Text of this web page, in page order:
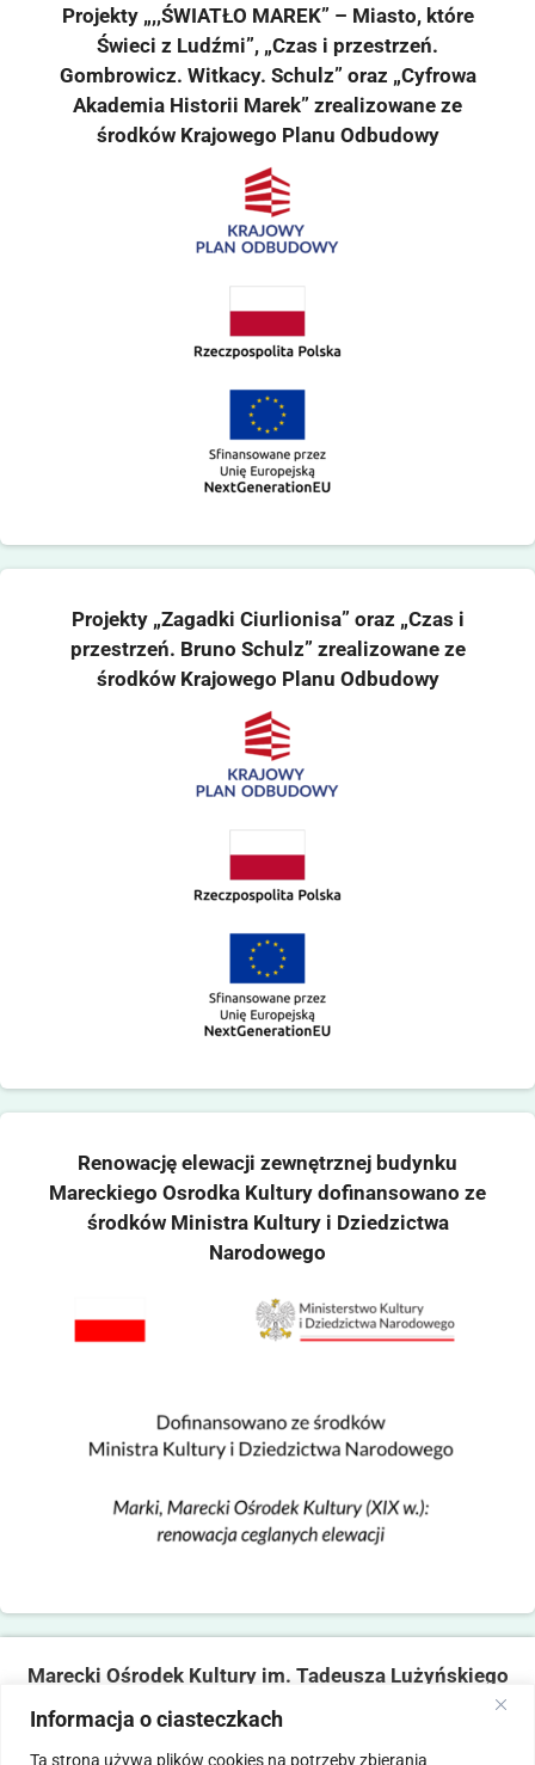
Informacja o ciasteczkach
Ta strona używa plików cookies na potrzeby zbierania
Projekty „,,ŚWIATŁO MAREK” – Miasto, które
Świeci z Ludźmi”, „Czas i przestrzeń.
Gombrowicz. Witkacy. Schulz” oraz „Cyfrowa
Akademia Historii Marek” zrealizowane ze
środków Krajowego Planu Odbudowy
Projekty „Zagadki Ciurlionisa” oraz „Czas i
przestrzeń. Bruno Schulz” zrealizowane ze
środków Krajowego Planu Odbudowy
Renowację elewacji zewnętrznej budynku
Mareckiego Osrodka Kultury dofinansowano ze
środków Ministra Kultury i Dziedzictwa
Narodowego
Marecki Ośrodek Kultury im. Tadeusza Lużyńskiego
ul. Fabryczna 2, 05-270 Marki
tel. 22 781 14 06,mokmarki@mokmarki.pl